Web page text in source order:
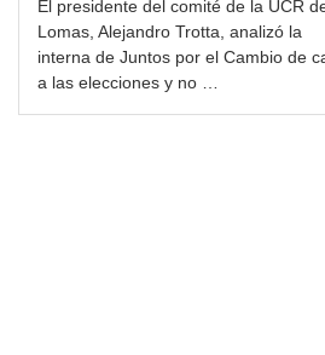
El presidente del comité de la UCR
Lomas, Alejandro Trotta, analizó la
interna de Juntos por el Cambio de
a las elecciones y no …